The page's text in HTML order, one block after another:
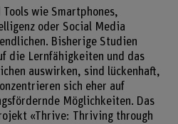
wie Smartphones,
oder Social Media
Bisherige Studien
die Lernfähigkeiten und das
auswirken, sind lückenhaft,
sich eher auf
Möglichkeiten. Das
«Thrive: Thriving through